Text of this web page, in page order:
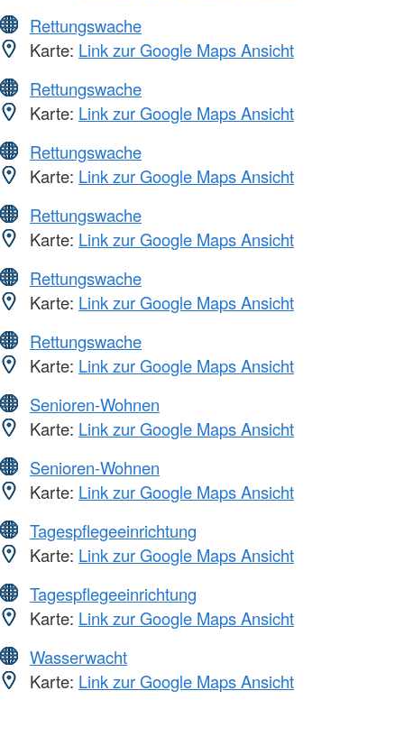
Rettungswache
Karte: Link zur Google Maps Ansicht
Rettungswache
Karte: Link zur Google Maps Ansicht
Rettungswache
Karte: Link zur Google Maps Ansicht
Rettungswache
Karte: Link zur Google Maps Ansicht
Rettungswache
Karte: Link zur Google Maps Ansicht
Rettungswache
Karte: Link zur Google Maps Ansicht
Senioren-Wohnen
Karte: Link zur Google Maps Ansicht
Senioren-Wohnen
Karte: Link zur Google Maps Ansicht
Tagespflegeeinrichtung
Karte: Link zur Google Maps Ansicht
Tagespflegeeinrichtung
Karte: Link zur Google Maps Ansicht
Wasserwacht
Karte: Link zur Google Maps Ansicht